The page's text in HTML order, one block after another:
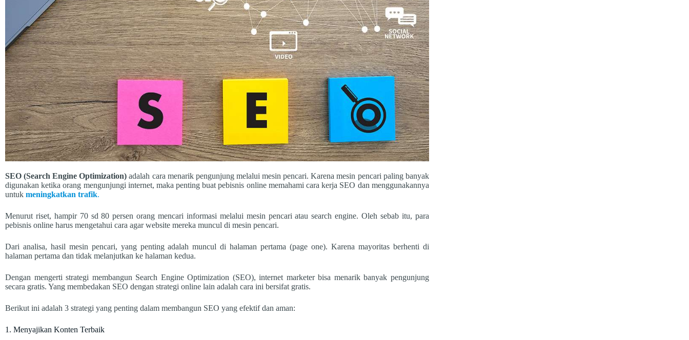
SEO (Search Engine Optimization)adalah cara menarik pengunjung melalui mesin pencari. Karena mesin pencari paling banyak
digunakan ketika orang mengunjungi internet, maka penting buat pebisnis online memahami cara kerja SEO dan menggunakannya
untuk meningkatkan trafik.
Menurut riset, hampir 70 sd 80 persen orang mencari informasi melalui mesin pencari atau search engine. Oleh sebab itu, para
pebisnis online harus mengetahui cara agar website mereka muncul di mesin pencari.
Dari analisa, hasil mesin pencari, yang penting adalah muncul di halaman pertama (page one). Karena mayoritas berhenti di
halaman pertama dan tidak melanjutkan ke halaman kedua.
Dengan mengerti strategi membangun Search Engine Optimization (SEO), internet marketer bisa menarik banyak pengunjung
secara gratis. Yang membedakan SEO dengan strategi online lain adalah cara ini bersifat gratis.
Berikut ini adalah 3 strategi yang penting dalam membangun SEO yang efektif dan aman:
1. Menyajikan Konten Terbaik